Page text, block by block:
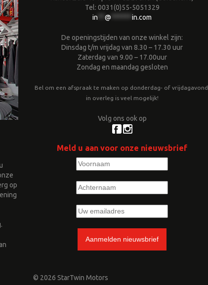
op
Tel: 0031(0)55-5051329
in
@ in.com
De openingstijden van onze winkel zijn:
Dinsdag t/m vrijdag van 8.30 – 17.30 uur
Zaterdag van 9.00 – 17.00uur
Zondag en maandag gesloten
Bel om een afspraak te maken op donderdag- of vrijdagavond,
in overleg is veel mogelijk!
Volg ons ook op
Meld u aan voor onze nieuwsbrief
© 2026 StarTwin Motors